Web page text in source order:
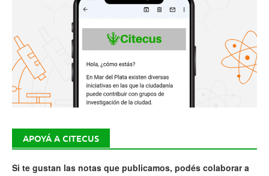
APOYÁ A CITECUS
Si te gustan las notas que publicamos, podés colaborar a